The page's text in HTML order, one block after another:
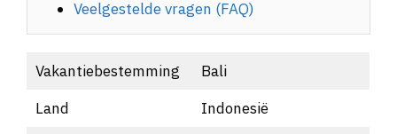
Veelgestelde vragen (FAQ)
Vakantiebestemming
Bali
Land
Indonesië